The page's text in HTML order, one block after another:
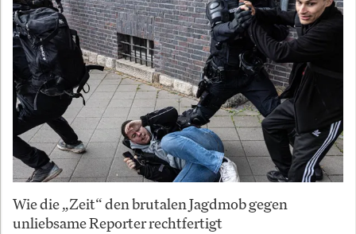
Wie die „Zeit“ den brutalen Jagdmob gegen
unliebsame Reporter rechtfertigt